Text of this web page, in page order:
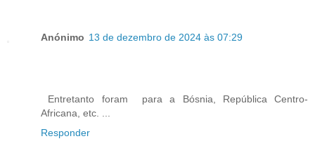
Anónimo 13 de dezembro de 2024 às 07:29
Entretanto foram para a Bósnia, República Centro-
Africana, etc. ...
Responder